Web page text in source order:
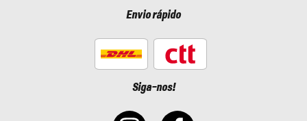
Envio rápido
Siga-nos!